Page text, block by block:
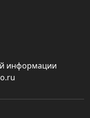
информации